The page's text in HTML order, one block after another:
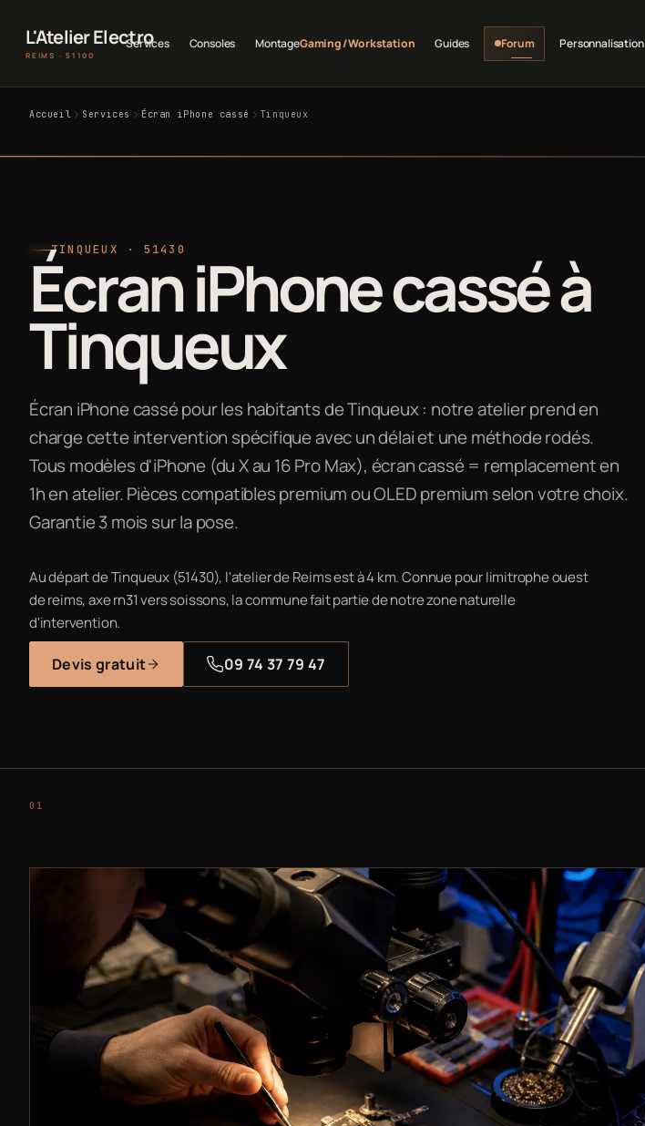
L'Atelier Electro
REIMS · 51100
Services Consoles MontageGaming / Workstation Guides Forum Personnalisation
Accueil Services Écran iPhone cassé Tinqueux
TINQUEUX · 51430
Écran iPhone cassé à
Tinqueux
Écran iPhone cassé pour les habitants de Tinqueux : notre atelier prend en
charge cette intervention spécifique avec un délai et une méthode rodés.
Tous modèles d'iPhone (du X au 16 Pro Max), écran cassé = remplacement en
1h en atelier. Pièces compatibles premium ou OLED premium selon votre choix.
Garantie 3 mois sur la pose.
Au départ de Tinqueux (51430), l'atelier de Reims est à 4 km. Connue pour limitrophe ouest
de reims, axe rn31 vers soissons, la commune fait partie de notre zone naturelle
d'intervention.
Devis gratuit 09 74 37 79 47